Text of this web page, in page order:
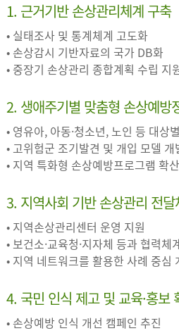
1. 근거기반 손상관리체계 구축
• 실태조사 및 통계체계 고도화
• 손상감시 기반자료의 국가 DB화
• 중장기 손상관리 종합계획 수립 지
2. 생애주기별 맞춤형 손상예방
• 영유아, 아동·청소년, 노인 등 대상
• 고위험군 조기발견 및 개입 모델 개
• 지역 특화형 손상예방프로그램 확산
3. 지역사회 기반 손상관리 전달
• 지역손상관리센터 운영 지원
• 보건소·교육청·지자체 등과 협력체
• 지역 네트워크를 활용한 사례 중심
4. 국민 인식 제고 및 교육·홍보
• 손상예방 인식 개선 캠페인 추진